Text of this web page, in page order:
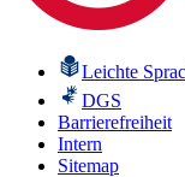
Leichte
DGS
Barrierefreiheit
Intern
Sitemap